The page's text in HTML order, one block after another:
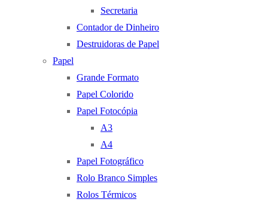
Secretaria
Contador de Dinheiro
Destruidoras de Papel
Papel
Grande Formato
Papel Colorido
Papel Fotocópia
A3
A4
Papel Fotográfico
Rolo Branco Simples
Rolos Térmicos